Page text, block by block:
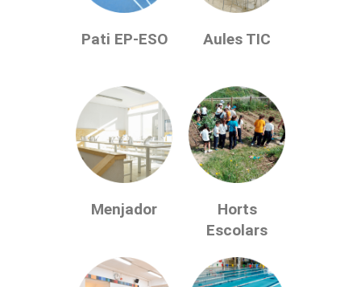
Pati EP-ESO Aules TIC
Menjador
Horts
Escolars